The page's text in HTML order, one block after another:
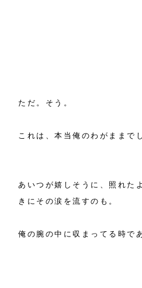
ただ。そう。
これは、本当俺のわがままで
あいつが嬉しそうに、照れた
きにその涙を流すのも。
俺の腕の中に収まってる時で